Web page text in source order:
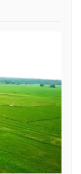
483/GP-BTTTT
Quốc Thắng,
932